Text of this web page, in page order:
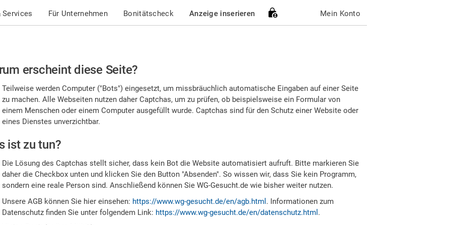
Services Für Unternehmen Bonitätscheck Anzeige inserieren Mein Konto
erscheint diese Seite?
Teilweise werden Computer ("Bots") eingesetzt, um missbräuchlich automatische Eingaben auf einer Seite
zu machen. Alle Webseiten nutzen daher Captchas, um zu prüfen, ob beispielsweise ein Formular von
einem Menschen oder einem Computer ausgefüllt wurde. Captchas sind für den Schutz einer Website oder
eines Dienstes unverzichtbar.
ist zu tun?
Die Lösung des Captchas stellt sicher, dass kein Bot die Website automatisiert aufruft. Bitte markieren Sie
daher die Checkbox unten und klicken Sie den Button "Absenden". So wissen wir, dass Sie kein Programm,
sondern eine reale Person sind. Anschließend können Sie WG-Gesucht.de wie bisher weiter nutzen.
Unsere AGB können Sie hier einsehen: https://www.wg-gesucht.de/en/agb.html . Informationen zum
Datenschutz finden Sie unter folgendem Link: https://www.wg-gesucht.de/en/datenschutz.html .